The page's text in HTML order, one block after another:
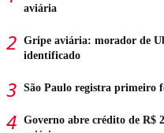
aviária
Gripe aviária: morador de
identificado
São Paulo registra primeiro
Governo abre crédito de R$